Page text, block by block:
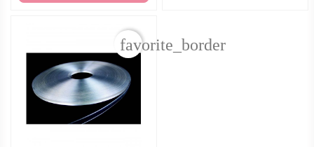
favorite_border